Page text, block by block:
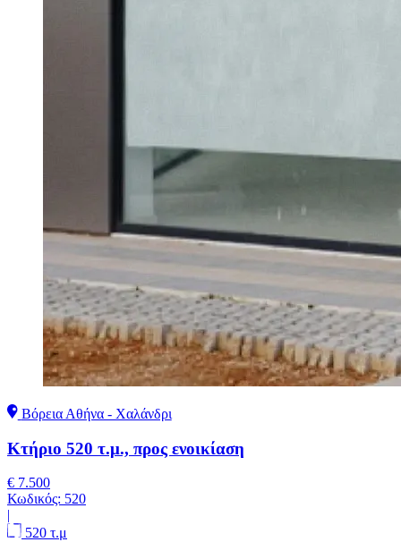
Βόρεια Αθήνα - Χαλάνδρι
Κτήριο 520 τ.μ., προς ενοικίαση
€ 7.500
Κωδικός: 520
|
520 τ.μ